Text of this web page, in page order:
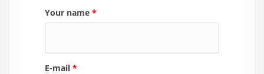
Your name *
E-mail *